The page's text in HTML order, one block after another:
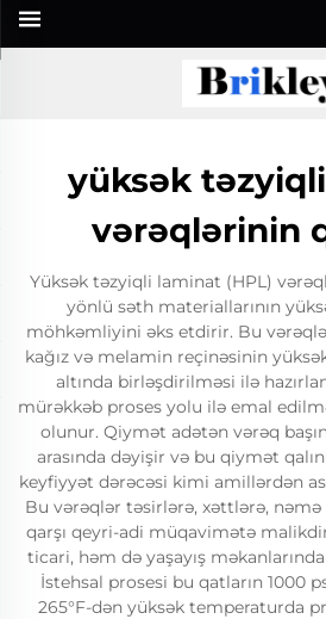
yüksək
vərəqlərinin
Yüksək təzyiqli laminat (HPL)
yönlü səth materiallarının
möhkəmliyini əks etdirir. Bu
kağız və melamin reçinəsinin
altında birləşdirilməsi ilə
mürəkkəb proses yolu ilə emal
olunur. Qiymət adətən vərəq
arasında dəyişir və bu qiymət
keyfiyyət dərəcəsi kimi amillərdən
Bu vərəqlər təsirlərə, xəttlərə,
qarşı qeyri-adi müqavimətə
ticari, həm də yaşayış
İstehsal prosesi bu qatların 1000
265°F-dən yüksək temperaturda